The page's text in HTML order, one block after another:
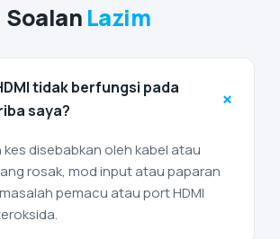
Soalan Lazim
tidak berfungsi pada
saya?
+
kes disebabkan oleh kabel atau
rosak, mod input atau paparan
pemacu atau port HDMI